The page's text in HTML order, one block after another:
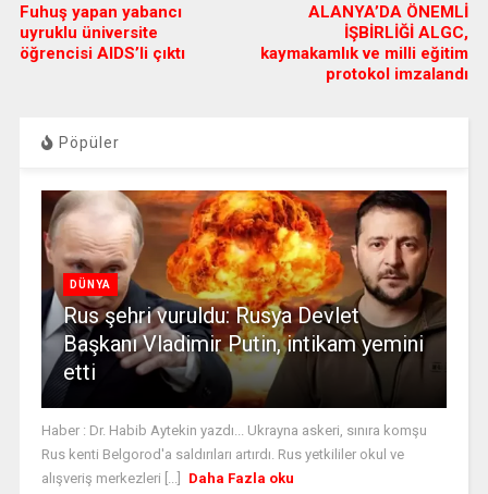
Fuhuş yapan yabancı
uyruklu üniversite
öğrencisi AIDS’li çıktı
ALANYA’DA ÖNEMLİ
İŞBİRLİĞİ ALGC,
kaymakamlık ve milli eğitim
protokol imzalandı
Pöpüler
DÜNYA
Rus şehri vuruldu: Rusya Devlet
Başkanı Vladimir Putin, intikam yemini
etti
Haber : Dr. Habib Aytekin yazdı... Ukrayna askeri, sınıra komşu
Rus kenti Belgorod'a saldırıları artırdı. Rus yetkililer okul ve
alışveriş merkezleri [...]
Daha Fazla oku